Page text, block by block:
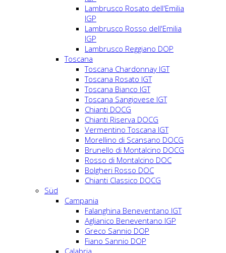
Lambrusco Rosato dell'Emilia
IGP
Lambrusco Rosso dell'Emilia
IGP
Lambrusco Reggiano DOP
Toscana
Toscana Chardonnay IGT
Toscana Rosato IGT
Toscana Bianco IGT
Toscana Sangiovese IGT
Chianti DOCG
Chianti Riserva DOCG
Vermentino Toscana IGT
Morellino di Scansano DOCG
Brunello di Montalcino DOCG
Rosso di Montalcino DOC
Bolgheri Rosso DOC
Chianti Classico DOCG
Süd
Campania
Falanghina Beneventano IGT
Aglianico Beneventano IGP
Greco Sannio DOP
Fiano Sannio DOP
Calabria